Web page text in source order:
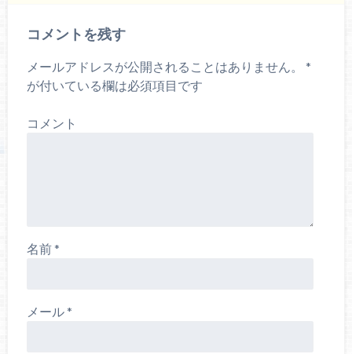
コメントを残す
メールアドレスが公開されることはありません。
*
が付いている欄は必須項目です
コメント
名前*
メール*